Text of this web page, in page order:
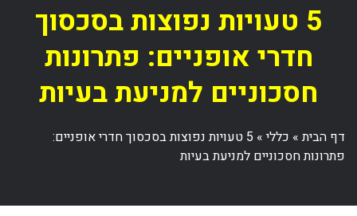
5 טעויות נפוצות בסכסוך
חדרי אופניים: פתרונות
חסכוניים למניעת בעיות
דף הבית» כללי» 5 טעויות נפוצות בסכסוך חדרי אופניים:
פתרונות חסכוניים למניעת בעיות